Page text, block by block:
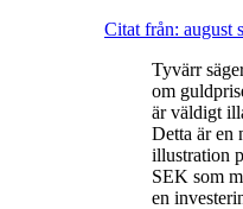
Citat från: august
Tyvärr
om
är väldigt
Detta är en
illustration
SEK som
en